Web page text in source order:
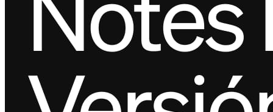
Servicio completo
Bares y cervecerías
Food trucks
Servicios de catering
Panaderías